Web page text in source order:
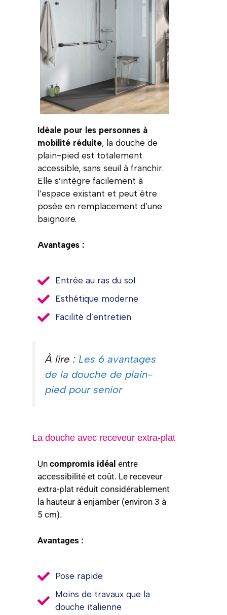
Idéale pour les personnes à
mobilité réduite, la douche de
plain-pied est totalement
accessible, sans seuil à franchir.
Elle s’intègre facilement à
l’espace existant et peut être
posée en remplacement d’une
baignoire.
Avantages :
Entrée au ras du sol
Esthétique moderne
Facilité d’entretien
À lire : Les 6 avantages
de la douche de plain-
pied pour senior
La douche avec receveur extra-plat
Un compromis idéal entre
accessibilité et coût. Le receveur
extra-plat réduit considérablement
la hauteur à enjamber (environ 3 à
5 cm).
Avantages :
Pose rapide
Moins de travaux que la
douche italienne